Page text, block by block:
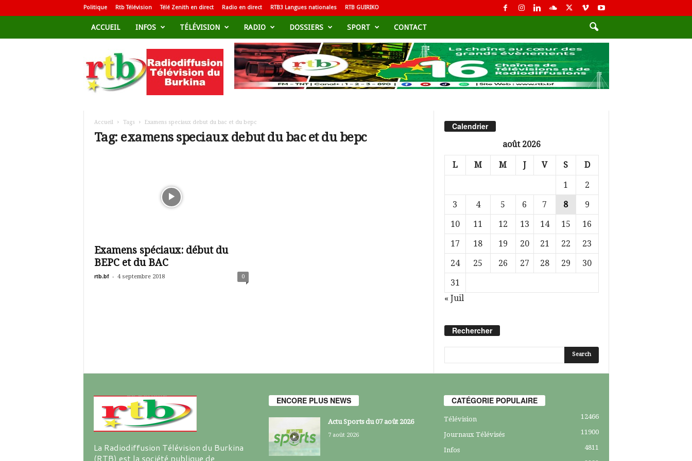
Politique Rtb Télévision Télé Zenith en direct Radio en direct RTB3 Langues nationales RTB GUIRIKO
ACCUEIL INFOS TÉLÉVISION RADIO DOSSIERS SPORT CONTACT
d
i
i
Accueil Tags Examens speciaux debut du bac et du bepc
Tag: examens speciaux debut du bac et du bepc
Examens spéciaux: début du
BEPC et du BAC
rtb.bf - 4 septembre 2018 0
Calendrier
août 2026
L M M J V S D
1
2
3
4 5 6 7 8
9
10
11 12 13 14 15
16
17
18 19 20 21 22
23
24
25 26 27 28 29
30
31
« Juil
Rechercher
La Radiodiffusion Télévision du Burkina
(RTB) est la société publique de
ENCORE PLUS NEWS
Actu Sports du 07 août 2026
7 août 2026
CATÉGORIE POPULAIRE
Télévision 12466
Journaux Télévisés 11900
Infos
4811